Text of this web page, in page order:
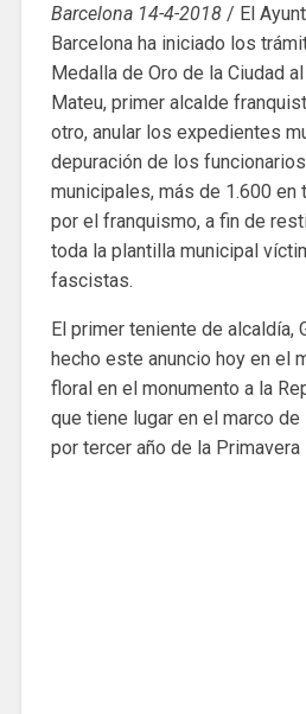
Barcelona 14-4-2018/ El
Barcelona ha iniciado los
Medalla de Oro de la Ciudad
Mateu, primer alcalde
otro, anular los expedientes
depuración de los
municipales, más de 1.600 en
por el franquismo, a fin de
toda la plantilla municipal
fascistas.
El primer teniente de alcaldía,
hecho este anuncio hoy en el
floral en el monumento a la
que tiene lugar en el marco de
por tercer año de la Primavera